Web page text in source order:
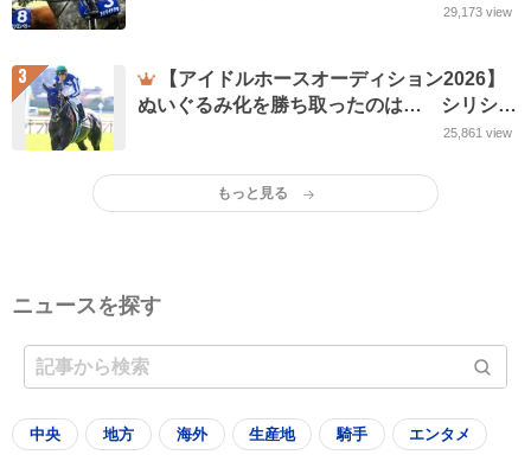
29,173 view
3
【アイドルホースオーディション2026】
ぬいぐるみ化を勝ち取ったのは… シリシ
25,861 view
もっと見る
ニュースを探す
中央 地方 海外 生産地 騎手 エンタメ